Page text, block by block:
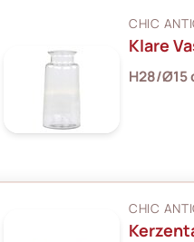
CHIC
Klare
H28/Ø15
CHIC